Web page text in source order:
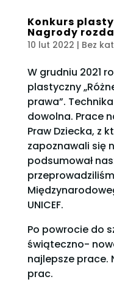
Konkurs
Nagrody
10 lut 2022 | Bez
W grudniu 2021
plastyczny
prawa”.
dowolna. Prace
Praw Dziecka, z
zapoznawali się
podsumował
UNICEF.
Po powrocie do
świąteczno-
najlepsze prace.
prac.